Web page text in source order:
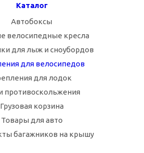
Каталог
Автобоксы
велосипедные кресла
для лыж и сноубордов
для велосипедов
для лодок
противоскольжения
Грузовая корзина
Товары для авто
багажников на крышу